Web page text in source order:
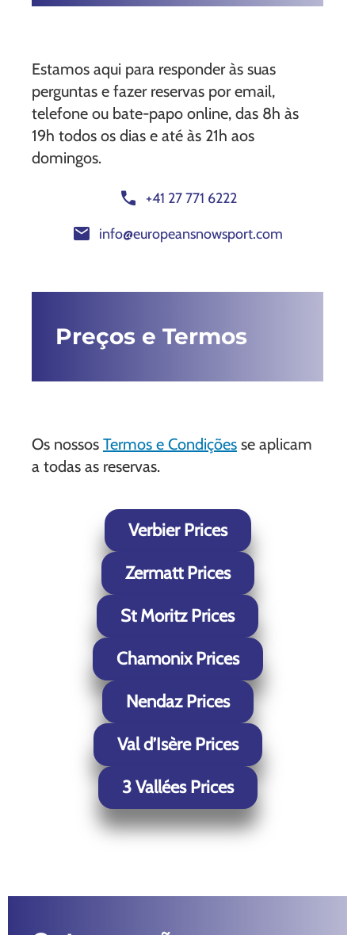
Estamos aqui para responder às suas
perguntas e fazer reservas por email,
telefone ou bate-papo online, das 8h às
19h todos os dias e até às 21h aos
domingos.
call +41 27 771 6222
mail info@europeansnowsport.com
Preços e Termos
Os nossos Termos e Condições se aplicam
a todas as reservas.
Verbier Prices
Zermatt Prices
St Moritz Prices
Chamonix Prices
Nendaz Prices
Val d’Isère Prices
3 Vallées Prices